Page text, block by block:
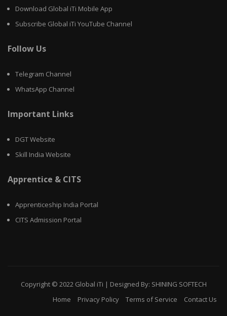
Download Global iTi Mobile App
Subscribe Global iTi YouTube Channel
Follow Us
Telegram Channel
WhatsApp Channel
Important Links
DGT Website
Skill India Website
Apprentice & CITS
Apprenticeship India Portal
CITS Admission Portal
Copyright © 2022 Global iTi | Designed By: SHINING SOFTECH
Home
Privacy Policy Terms of Service Contact Us